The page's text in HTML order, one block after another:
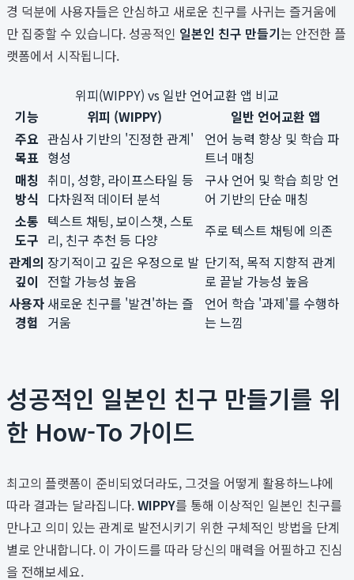
경 덕분에 사용자들은 안심하고 새로운 친구를 사귀는 즐거움에
만 집중할 수 있습니다. 성공적인 일본인 친구 만들기는 안전한 플
랫폼에서 시작됩니다.
위피(WIPPY) vs 일반 언어교환 앱 비교
기능
위피 (WIPPY)
일반 언어교환 앱
주요
목표
관심사 기반의 '진정한 관계'
형성
언어 능력 향상 및 학습 파
트너 매칭
매칭
방식
취미, 성향, 라이프스타일 등
다차원적 데이터 분석
구사 언어 및 학습 희망 언
어 기반의 단순 매칭
소통
도구
텍스트 채팅, 보이스챗, 스토
리, 친구 추천 등 다양
주로 텍스트 채팅에 의존
관계의
깊이
장기적이고 깊은 우정으로 발
전할 가능성 높음
단기적, 목적 지향적 관계
로 끝날 가능성 높음
사용자
경험
새로운 친구를 '발견'하는 즐
거움
언어 학습 '과제'를 수행하
는 느낌
성공적인 일본인 친구 만들기를 위
한 How-To 가이드
최고의 플랫폼이 준비되었더라도, 그것을 어떻게 활용하느냐에
따라 결과는 달라집니다.WIPPY를 통해 이상적인 일본인 친구를
만나고 의미 있는 관계로 발전시키기 위한 구체적인 방법을 단계
별로 안내합니다. 이 가이드를 따라 당신의 매력을 어필하고 진심
을 전해보세요.